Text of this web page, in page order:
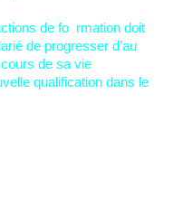
de fo rmation doit
de progresser d’au
de sa vie
qualification dans le